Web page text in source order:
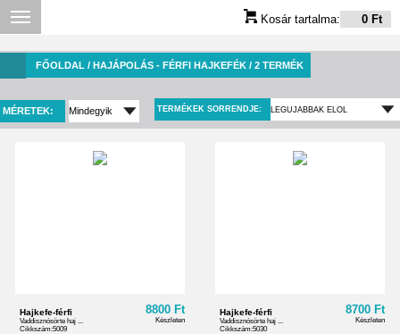
Kosár tartalma: 0 Ft
FŐOLDAL / HAJÁPOLÁS - FÉRFI HAJKEFÉK / 2 TERMÉK
MÉRETEK: TERMÉKEK SORRENDJE:
Hajkefe-férfi
Vaddisznósörte haj ...
Cikkszám:5009
8800 Ft
Készleten
Hajkefe-férfi
Vaddisznósörte haj ...
Cikkszám:5030
8700 Ft
Készleten